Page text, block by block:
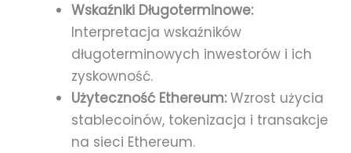
Wskaźniki Długoterminowe:
Interpretacja wskaźników
długoterminowych inwestorów i ich
zyskowność.
Użyteczność Ethereum:Wzrost użycia
stablecoinów, tokenizacja i transakcje
na sieci Ethereum.